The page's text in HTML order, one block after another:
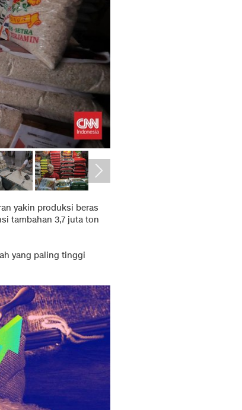
yakin produksi beras
tambahan 3,7 juta ton
yang paling tinggi